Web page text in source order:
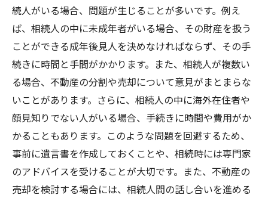
続人がいる場合、問題が生じることが多いです。例え
ば、相続人の中に未成年者がいる場合、その財産を扱う
ことができる成年後見人を決めなければならず、その手
続きに時間と手間がかかります。また、相続人が複数い
る場合、不動産の分割や売却について意見がまとまらな
いことがあります。さらに、相続人の中に海外在住者や
顔見知りでない人がいる場合、手続きに時間や費用がか
かることもあります。このような問題を回避するため、
事前に遺言書を作成しておくことや、相続時には専門家
のアドバイスを受けることが大切です。また、不動産の
売却を検討する場合には、相続人間の話し合いを進める